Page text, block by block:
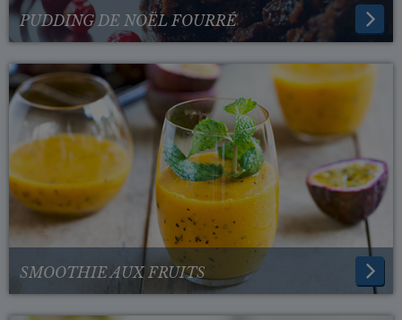
PUDDING DE NOËL FOURRÉ
SMOOTHIE AUX FRUITS